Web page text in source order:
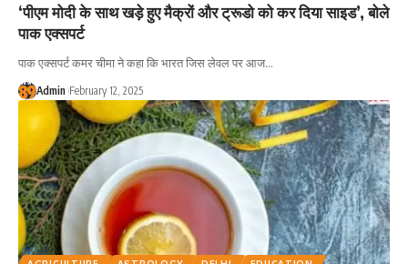
‘पीएम मोदी के साथ खड़े हुए मैक्रों और ट्रूडो को कर दिया साइड’, बोले
पाक एक्सपर्ट
पाक एक्सपर्ट कमर चीमा ने कहा कि भारत जिस लेवल पर आज…
Admin February 12, 2025